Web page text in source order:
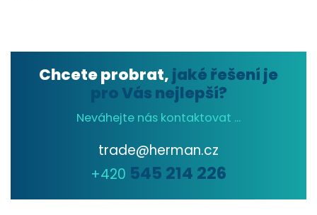
Chcete probrat,jaké řešení je
pro Vás nejlepší?
Neváhejte nás kontaktovat ...
trade@herman.cz
+420 545 214 226